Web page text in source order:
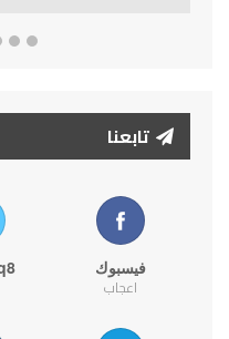
تابعنا
فيسبوك
اعجاب